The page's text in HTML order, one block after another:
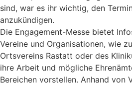
sind, war es ihr wichtig, den
anzukündigen.
Die Engagement-Messe bietet
Vereine und Organisationen, wie
Ortsvereins Rastatt oder des
ihre Arbeit und mögliche
Bereichen vorstellen. Anhand von